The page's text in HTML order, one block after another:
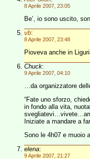
8 Aprile 2007, 23:05
Be’, io sono uscito,
vb:
8 Aprile 2007, 23:48
Pioveva anche in
Chuck:
9 Aprile 2007, 04:10
…da organizzatore
“Fate uno sforzo,
in fondo alla vita,
Iniziate a mandare a
Sono le 4h07 e muoio
elena:
9 Aprile 2007, 21:27